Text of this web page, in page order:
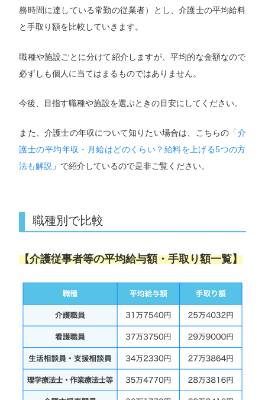
務時間に達している常勤の従業者）とし、介護士の平均給料
と手取り額を比較していきます。
職種や施設ごとに分けて紹介しますが、平均的な金額なので
必ずしも個人に当てはまるものではありません。
今後、目指す職種や施設を選ぶときの目安にしてください。
また、介護士の年収について知りたい場合は、こちらの「介
護士の平均年収・月給はどのくらい？給料を上げる5つの方
法も解説 」で紹介しているので是非ご覧ください。
職種別で比較
【介護従事者等の平均給与額・手取り額一覧】